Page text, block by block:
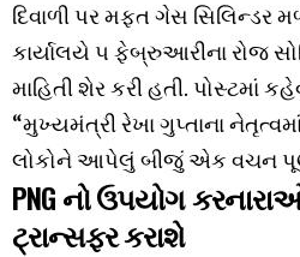
દિવાળી પર મફત ગેસ સિલિન્ડર
કાર્યાલયે ૫ ફેબ્રુઆરીના રોજ
માહિતી શેર કરી હતી. પોસ્ટમાં
“મુખ્યમંત્રી રેખા ગુપ્તાના
લોકોને આપેલું બીજું એક વચન
PNG નો ઉપયોગ
ટ્રાન્સફર કરાશે